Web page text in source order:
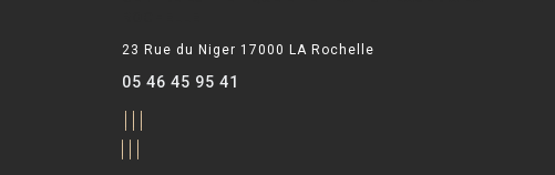
23 Rue du Niger 17000 LA Rochelle
05 46 45 95 41